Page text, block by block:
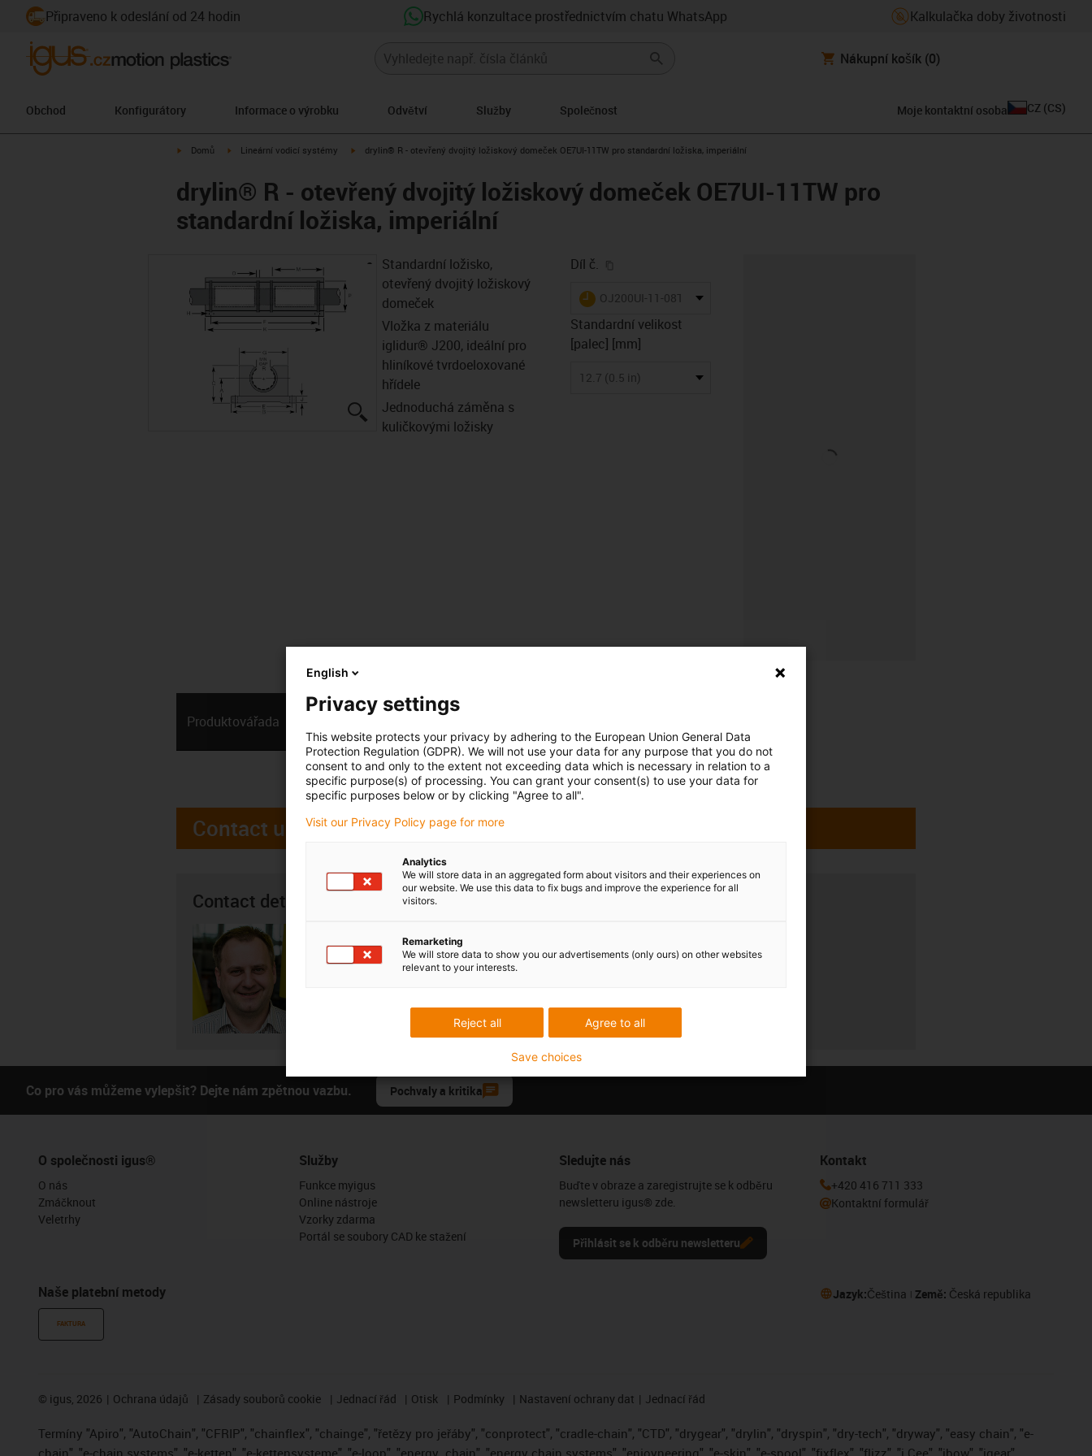
Připraveno k odeslání od 24 hodin Rychlá konzultace prostřednictvím chatu WhatsApp Kalkulačka doby životnosti
Nákupní košík (0)
Obchod Konfigurátory Informace o výrobku Odvětví Služby Společnost Moje kontaktní osoba CZ (CS)
igus-icon-arrow-right
Domů igus-icon-arrow-right
Lineární vodicí systémy igus-icon-arrow-right
drylin® R - otevřený dvojitý ložiskový domeček OE7UI-11TW pro standardní ložiska, imperiální
drylin® R - otevřený dvojitý ložiskový domeček OE7UI-11TW pro
standardní ložiska, imperiální
igus-icon-lupe
Standardní ložisko,
otevřený dvojitý ložiskový
domeček
Vložka z materiálu
iglidur® J200, ideální pro
hliníkové tvrdoeloxované
hřídele
Jednoduchá záměna s
kuličkovými ložisky
Díl č.
igus-icon-lieferzeit
OJ200UI-11-08TW
Standardní velikost
[palec] [mm]
12.7 (0.5 in)
Produktová­řada Technická data
Soubory ke
stažení
Contact us
Contact details
igus-icon-phone
+420 416 711 338
Opening hours
Monday to Friday: 8 am - 8 pm
24h
Co pro vás můžeme vylepšit? Dejte nám zpětnou vazbu. Pochvaly a kritika
O společnosti igus®
O nás
Zmáčknout
Veletrhy
Naše platební metody
FAKTURA
Služby
Funkce myigus
Online nástroje
Vzorky zdarma
Portál se soubory CAD ke stažení
Sledujte nás
Buďte v obraze a zaregistrujte se k odběru
newsletteru igus® zde.
Přihlásit se k odběru newsletteru
Kontakt
+420 416 711 333
Kontaktní formulář
Jazyk:Čeština Země: Česká republika
© igus, 2026 Ochrana údajů Zásady souborů cookie Jednací řád Otisk Podmínky Nastavení ochrany dat Jednací řád
Termíny "Apiro", "AutoChain", "CFRIP", "chainflex", "chainge", "řetězy pro jeřáby", "conprotect", "cradle-chain", "CTD", "drygear", "drylin", "dryspin", "dry-tech", "dryway", "easy chain", "e-
chain", "e-chain systems", "e-ketten", "e-kettensysteme", "e-loop", "energy chain", "energy chain systems", "enjoyneering", "e-skin", "e-spool", "fixflex", "flizz", "i.Cee", "ibow", "igear",
English
Privacy settings
This website protects your privacy by adhering to the European Union General Data
Protection Regulation (GDPR). We will not use your data for any purpose that you do not
consent to and only to the extent not exceeding data which is necessary in relation to a
specific purpose(s) of processing. You can grant your consent(s) to use your data for
specific purposes below or by clicking "Agree to all".
Visit our Privacy Policy page for more
Analytics
We will store data in an aggregated form about visitors and their experiences on
our website. We use this data to fix bugs and improve the experience for all
visitors.
Remarketing
We will store data to show you our advertisements (only ours) on other websites
relevant to your interests.
Agree to all
Reject all
Save choices